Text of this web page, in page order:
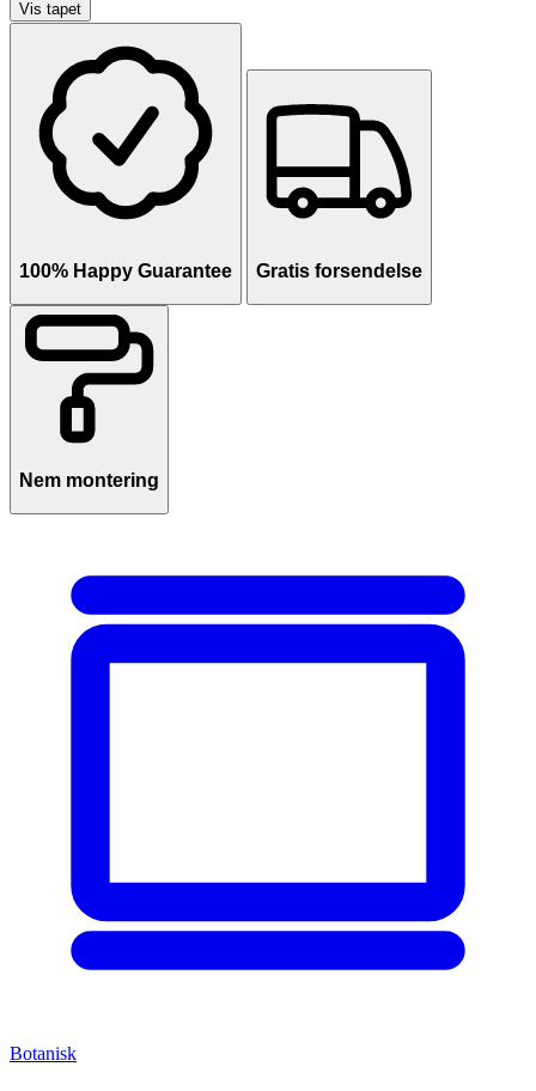
Vis tapet
100% Happy Guarantee Gratis forsendelse
Nem montering
Botanisk